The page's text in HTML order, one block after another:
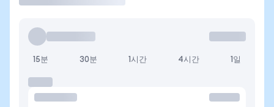
15분 30분 1시간 4시간 1일